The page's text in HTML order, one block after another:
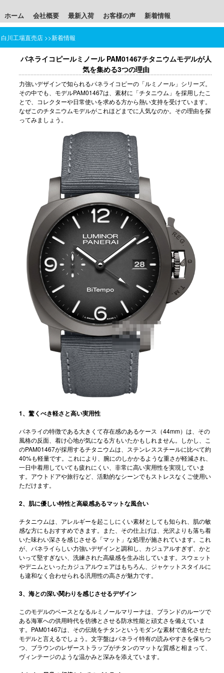
ホーム 会社概要 最新入荷 お客様の声 新着情報
白川工場直売店 >>新着情報
パネライコピールミノール PAM01467チタニウムモデルが人
気を集める3つの理由
力強いデザインで知られるパネライコピーの「ルミノール」シリーズ。
その中でも、モデルPAM01467は、素材に「チタニウム」を採用したこ
とで、コレクターや日常使いを求める方から熱い支持を受けています。
なぜこのチタニウムモデルがこれほどまでに人気なのか。その理由を探
ってみましょう。
1、驚くべき軽さと高い実用性
パネライの特徴である大きくて存在感のあるケース（44mm）は、その
風格の反面、着け心地が気になる方もいたかもしれません。しかし、こ
のPAM01467が採用するチタニウムは、ステンレススチールに比べて約
40%も軽量です。これにより、腕にのしかかるような重さが軽減され、
一日中着用していても疲れにくい、非常に高い実用性を実現していま
す。アウトドアや旅行など、活動的なシーンでもストレスなくご使用い
ただけます。
2、肌に優しい特性と高級感あるマットな風合い
チタニウムは、アレルギーを起こしにくい素材としても知られ、肌の敏
感な方にもおすすめできます。また、その仕上げは、光沢よりも落ち着
いた味わい深さを感じさせる「マット」な処理が施されています。これ
が、パネライらしい力強いデザインと調和し、カジュアルすぎず、かと
いって堅すぎない、洗練された高級感を生み出しています。スウェット
やデニムといったカジュアルウェアはもちろん、ジャケットスタイルに
も違和なく合わせられる汎用性の高さが魅力です。
3、海との深い関わりを感じさせるデザイン
このモデルのベースとなるルミノールマリーナは、ブランドのルーツで
ある海軍への供用時代を彷彿とさせる防水性能と頑丈さを備えていま
す。PAM01467は、その伝統をチタンというモダンな素材で進化させた
モデルと言えるでしょう。文字盤はパネライ特有の読みやすさを保ちつ
つ、ブラウンのレザーストラップがチタンのマットな質感と相まって、
ヴィンテージのような温かみと深みを添えています。